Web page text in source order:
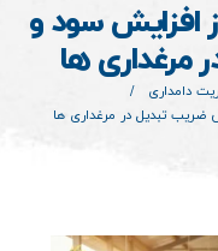
افزایش سود و
ها
دامداری
تبدیل در مرغداری‌ ها